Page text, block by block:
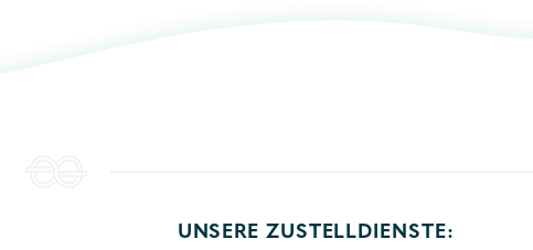
UNSERE ZUSTELLDIENSTE: